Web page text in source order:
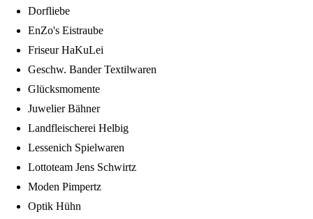
Dorfliebe
EnZo's Eistraube
Friseur HaKuLei
Geschw. Bander Textilwaren
Glücksmomente
Juwelier Bähner
Landfleischerei Helbig
Lessenich Spielwaren
Lottoteam Jens Schwirtz
Moden Pimpertz
Optik Hühn